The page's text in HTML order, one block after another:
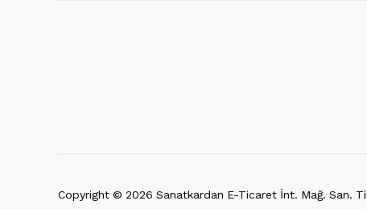
Copyright © 2026 Sanatkardan E-Ticaret İnt. Mağ. San.